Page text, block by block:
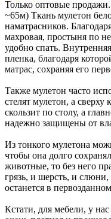
Только оптовые
~65м) Ткань мулетон
наматрасников.
махровая, простыня по
удобно спать.
пленка, благодаря
матрас, сохраняя его
Также мулетон часто
стелят мулетон, а сверху
скользит по столу, а
надежно защищены от
Из тонкого мулетона
чтобы она долго
животные, то без него
грязь, и шерсть, и
останется в
Кстати, для мебели, у